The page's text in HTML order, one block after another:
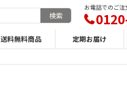
お電話でのご注
送料無料商品 定期お届け